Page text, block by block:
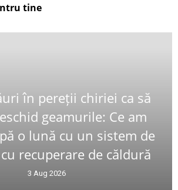
tine
în pereții chiriei ca să
geamurile: Ce am
o lună cu un sistem de
recuperare de căldură
3 Aug 2026